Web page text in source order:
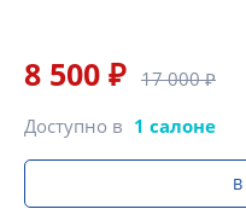
8 500 ₽ 17 000 ₽
Доступно в 1 салоне